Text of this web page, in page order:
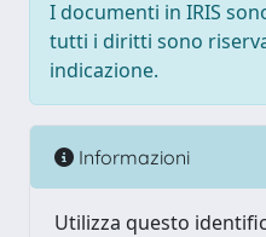
I documenti in IRIS
tutti i diritti sono
indicazione.
Informazioni
Utilizza questo